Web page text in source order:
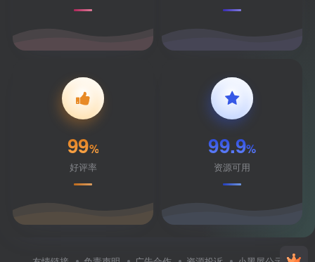
99%
好评率
99.9%
资源可用